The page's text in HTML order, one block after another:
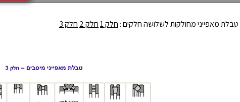
טבלת מאפייני מחולקות לשלושה חלקים : חלק 1 חלק 2 חלק 3